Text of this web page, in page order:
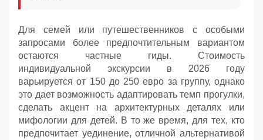
Для семей или путешественников с особыми
запросами более предпочтительным вариантом
остаются частные гиды. Стоимость
индивидуальной экскурсии в 2026 году
варьируется от 150 до 250 евро за группу, однако
это дает возможность адаптировать темп прогулки,
сделать акцент на архитектурных деталях или
мифологии для детей. В то же время, для тех, кто
предпочитает уединение, отличной альтернативой